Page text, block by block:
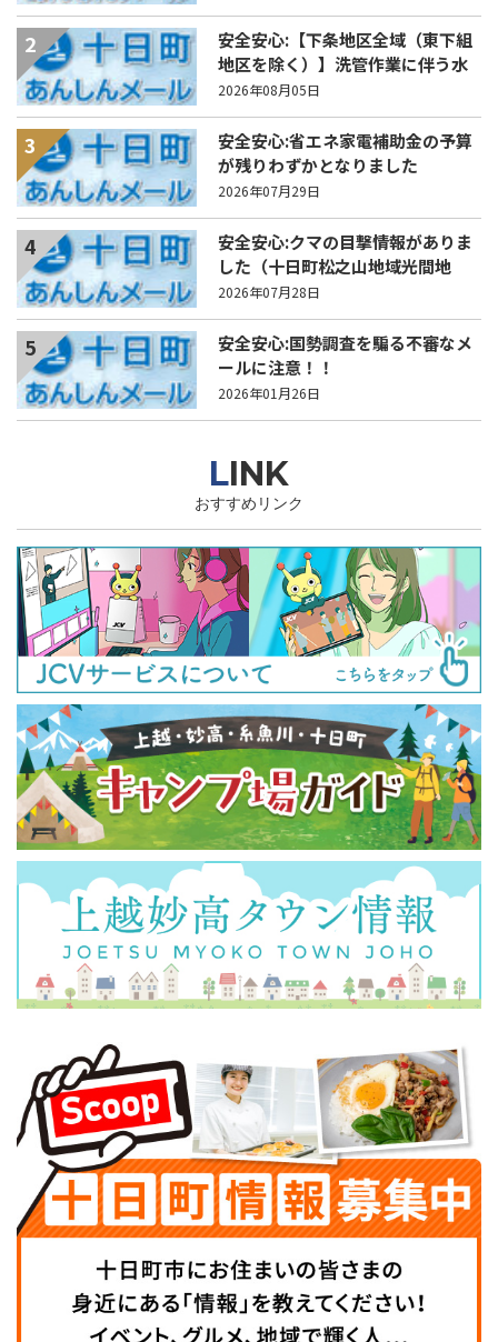
2
安全安心:【下条地区全域（東下組
地区を除く）】洗管作業に伴う水
道の濁りの発生について
2026年08月05日
3
安全安心:省エネ家電補助金の予算
が残りわずかとなりました
2026年07月29日
4
安全安心:クマの目撃情報がありま
した（十日町松之山地域光間地
内）
2026年07月28日
5
安全安心:国勢調査を騙る不審なメ
ールに注意！！
2026年01月26日
LINK
おすすめリンク